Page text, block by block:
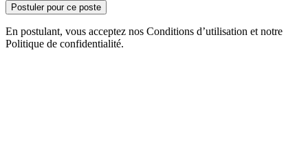
Postuler pour ce poste
En postulant, vous acceptez nos Conditions d’utilisation et notre
Politique de confidentialité.